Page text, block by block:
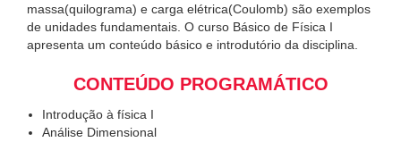
massa(quilograma) e carga elétrica(Coulomb) são exemplos
de unidades fundamentais. O curso Básico de Física I
apresenta um conteúdo básico e introdutório da disciplina.
CONTEÚDO PROGRAMÁTICO
Introdução à física I
Análise Dimensional